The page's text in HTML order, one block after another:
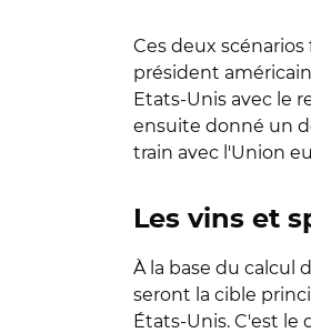
Ces deux
président
Etats-Unis avec le
ensuite donné un
train avec l'Union
Les vins et
À la base du calcul
seront la cible
États-Unis. C'est le